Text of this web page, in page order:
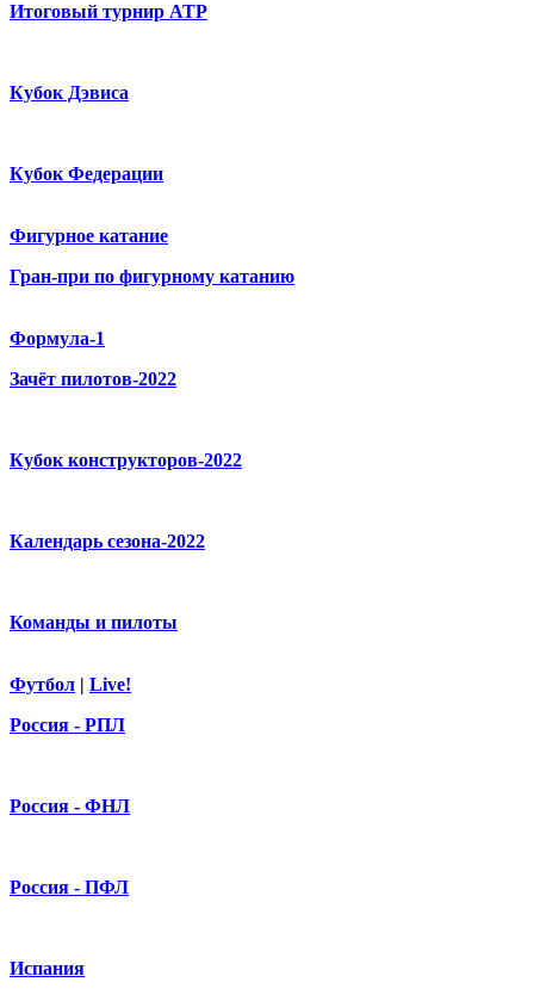
Итоговый турнир ATP
Кубок Дэвиса
Кубок Федерации
Фигурное катание
Гран-при по фигурному катанию
Формула-1
Зачёт пилотов-2022
Кубок конструкторов-2022
Календарь сезона-2022
Команды и пилоты
Футбол | Live!
Россия - РПЛ
Россия - ФНЛ
Россия - ПФЛ
Испания